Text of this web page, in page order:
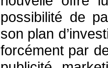
possibilité de
son plan
forcément par